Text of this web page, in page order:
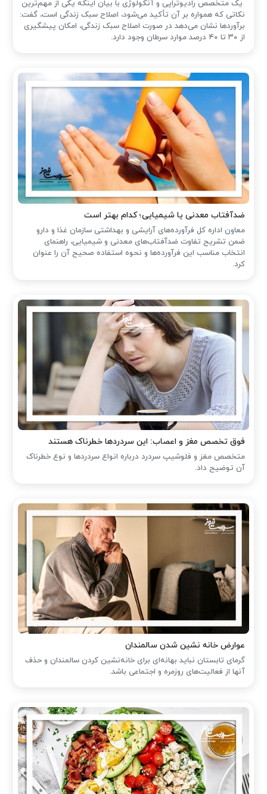
یک متخصص رادیوتراپی و آنکولوژی با بیان اینکه یکی از مهم‌ترین
نکاتی که همواره بر آن تأکید می‌شود، اصلاح سبک زندگی است، گفت:
برآوردها نشان می‌دهد در صورت اصلاح سبک زندگی، امکان پیشگیری
از ۳۰ تا ۴۰ درصد موارد سرطان وجود دارد.
ضدآفتاب‌ معدنی یا شیمیایی؛ کدام بهتر است
معاون اداره کل فرآورده‌های آرایشی و بهداشتی سازمان غذا و دارو
ضمن تشریح تفاوت ضدآفتاب‌های معدنی و شیمیایی، راهنمای
انتخاب مناسب این فرآورده‌ها و نحوه استفاده صحیح آن را عنوان
کرد.
فوق تخصص مغز و اعصاب: این سردردها خطرناک هستند
متخصص مغز و فلوشیپ سردرد درباره انواع سردردها و نوع خطرناک
آن توضیح داد.
عوارض خانه نشین شدن سالمندان
گرمای تابستان نباید بهانه‌ای برای خانه‌نشین کردن سالمندان و حذف
آنها از فعالیت‌های روزمره و اجتماعی باشد.